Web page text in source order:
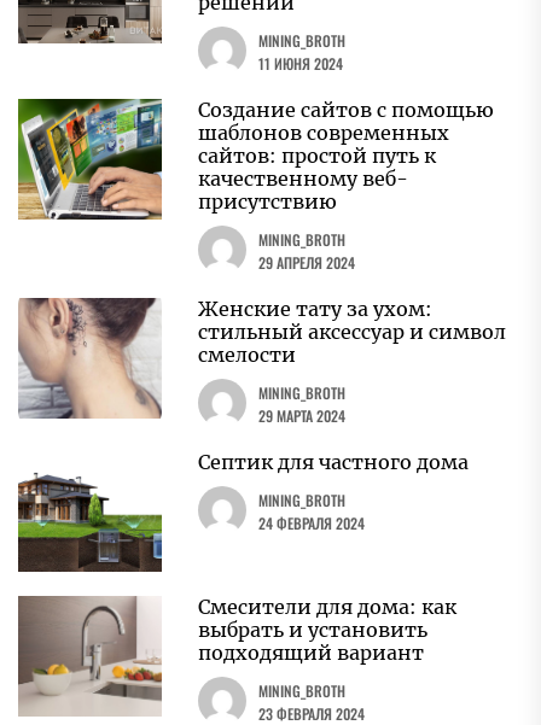
MINING_BROTH
11 ИЮНЯ 2024
Создание сайтов с помощью
шаблонов современных
сайтов: простой путь к
качественному веб-
присутствию
MINING_BROTH
29 АПРЕЛЯ 2024
Женские тату за ухом:
стильный аксессуар и символ
смелости
MINING_BROTH
29 МАРТА 2024
Септик для частного дома
MINING_BROTH
24 ФЕВРАЛЯ 2024
Смесители для дома: как
выбрать и установить
подходящий вариант
MINING_BROTH
23 ФЕВРАЛЯ 2024